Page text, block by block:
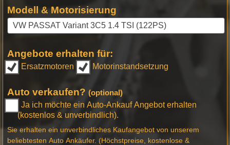
Modell & Motorisierung
Angebote erhalten für:
Ersatzmotoren Motorinstandsetzung
Auto verkaufen? (optional)
Ja ich möchte ein Auto-Ankauf Angebot erhalten
(kostenlos & unverbindlich).
Sie erhalten ein unverbindliches Kaufangebot von unserem
beliebtesten Auto Ankäufer. (Höchstpreise, kostenlose &